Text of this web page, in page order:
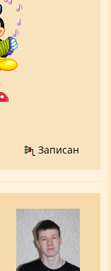
Записан